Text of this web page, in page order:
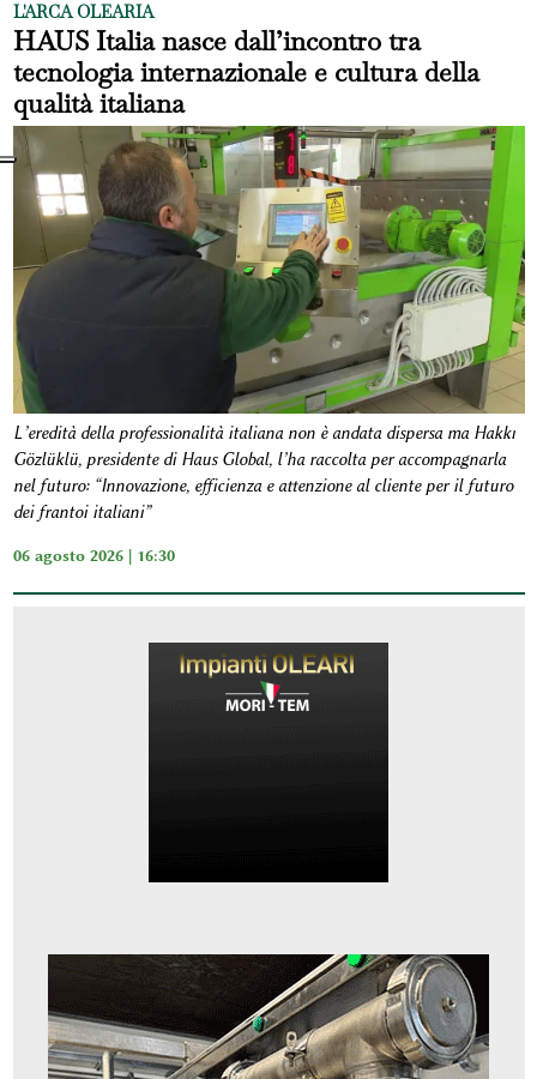
L'ARCA OLEARIA
HAUS Italia nasce dall’incontro tra
tecnologia internazionale e cultura della
qualità italiana
L’eredità della professionalità italiana non è andata dispersa ma Hakkı
Gözlüklü, presidente di Haus Global, l’ha raccolta per accompagnarla
nel futuro: “Innovazione, efficienza e attenzione al cliente per il futuro
dei frantoi italiani”
06 agosto 2026 | 16:30